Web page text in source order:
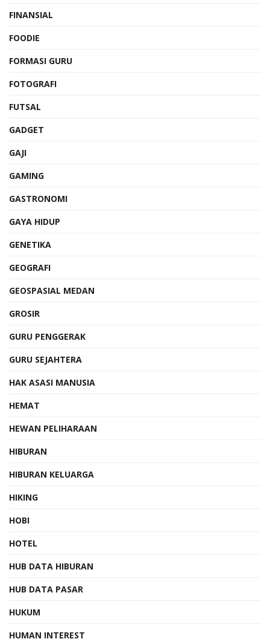
FINANSIAL
FOODIE
FORMASI GURU
FOTOGRAFI
FUTSAL
GADGET
GAJI
GAMING
GASTRONOMI
GAYA HIDUP
GENETIKA
GEOGRAFI
GEOSPASIAL MEDAN
GROSIR
GURU PENGGERAK
GURU SEJAHTERA
HAK ASASI MANUSIA
HEMAT
HEWAN PELIHARAAN
HIBURAN
HIBURAN KELUARGA
HIKING
HOBI
HOTEL
HUB DATA HIBURAN
HUB DATA PASAR
HUKUM
HUMAN INTEREST